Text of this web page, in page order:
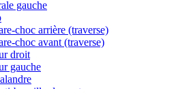
gauche
choc arrière (traverse)
choc avant (traverse)
droit
gauche